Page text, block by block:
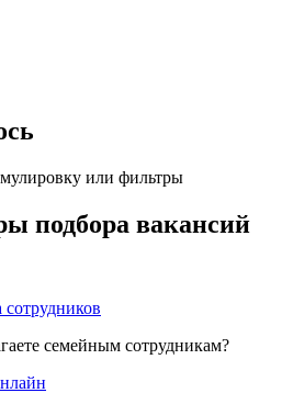
или фильтры
подбора вакансий
семейным сотрудникам?